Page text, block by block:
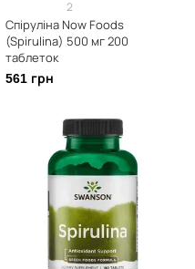
2
Спіруліна Now Foods
(Spirulina) 500 мг 200
таблеток
561 грн